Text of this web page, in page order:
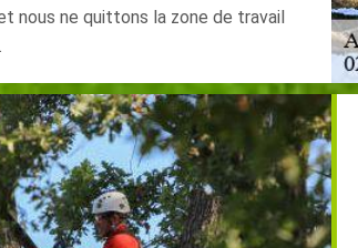
nous ne quittons la zone de travail